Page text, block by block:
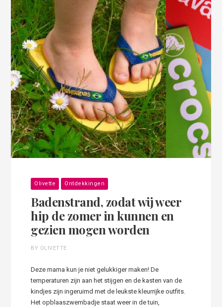
Olivette Ontdekkingen
Badenstrand, zodat wij weer
hip de zomer in kunnen en
gezien mogen worden
BY OLIVETTE
Deze mama kun je niet gelukkiger maken! De
temperaturen zijn aan het stijgen en de kasten van de
kindjes zijn ingeruimd met de leukste kleurrijke outfits.
Het opblaaszwembadje staat weer in de tuin,